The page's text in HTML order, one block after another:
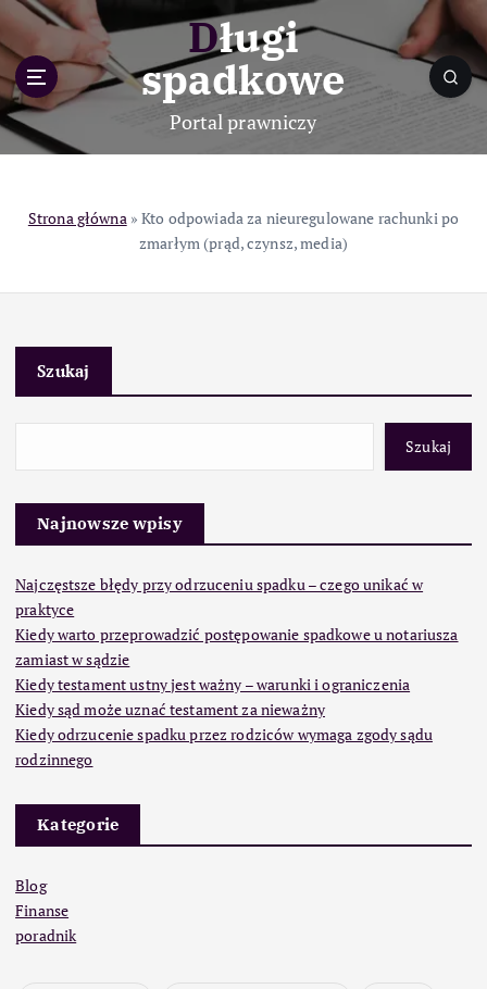
p
o
c
Długi
spadkowe
Portal prawniczy
Strona główna»Kto odpowiada za nieuregulowane rachunki po
zmarłym (prąd, czynsz, media)
Szukaj
Szukaj
Najnowsze wpisy
Najczęstsze błędy przy odrzuceniu spadku – czego unikać w
praktyce
Kiedy warto przeprowadzić postępowanie spadkowe u notariusza
zamiast w sądzie
Kiedy testament ustny jest ważny – warunki i ograniczenia
Kiedy sąd może uznać testament za nieważny
Kiedy odrzucenie spadku przez rodziców wymaga zgody sądu
rodzinnego
Kategorie
Blog
Finanse
poradnik